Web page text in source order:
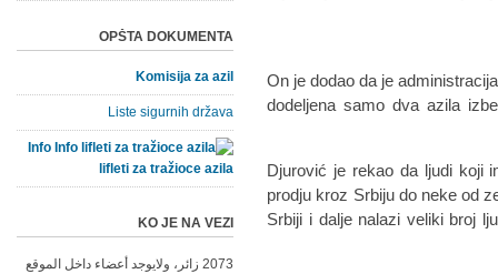
On je dodao da je
dodeljena samo dva azila
Djurović je rekao da ljudi koji
prodju kroz Srbiju do neke od
Srbiji i dalje nalazi veliki broj
OPŠTA DOKUMENTA
Komisija za azil
Liste sigurnih država
Info
lifleti za tražioce azila
KO JE NA VEZI
2073 زائر، ولايوجد أعضاء داخل الموقع